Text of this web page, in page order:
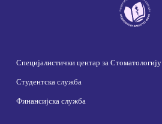
Специјалистички центар за Стоматологију
Студентска служба
Финансијска служба